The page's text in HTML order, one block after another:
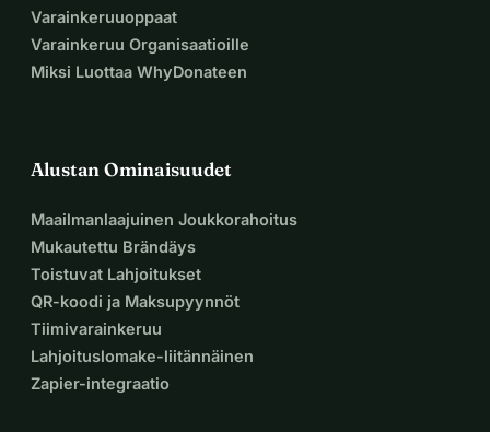
Varainkeruuoppaat
Varainkeruu Organisaatioille
Miksi Luottaa WhyDonateen
Alustan Ominaisuudet
Maailmanlaajuinen Joukkorahoitus
Mukautettu Brändäys
Toistuvat Lahjoitukset
QR-koodi ja Maksupyynnöt
Tiimivarainkeruu
Lahjoituslomake-liitännäinen
Zapier-integraatio